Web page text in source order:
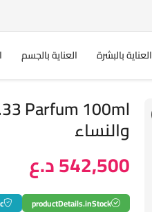
العناية بالبشرة العناية بالجسم
والنساء
542,500 د.ع
productDetails.inStock